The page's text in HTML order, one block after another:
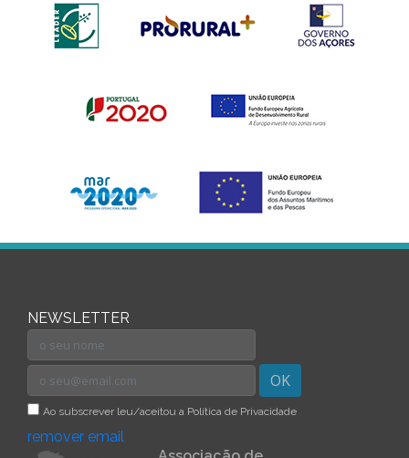
NEWSLETTER
OK
Ao subscrever leu/aceitou a Política de Privacidade
remover email